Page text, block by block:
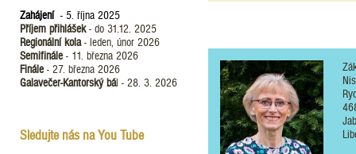
Zahájení - 5. října 2025
Příjem přihlášek- do 31.12. 2025
Regionální kola- leden, únor 2026
Semifinále - 11. března 2026
Finále - 27. března 2026
Galavečer-Kantorský bál - 28. 3. 2026
Sledujte nás na You Tube